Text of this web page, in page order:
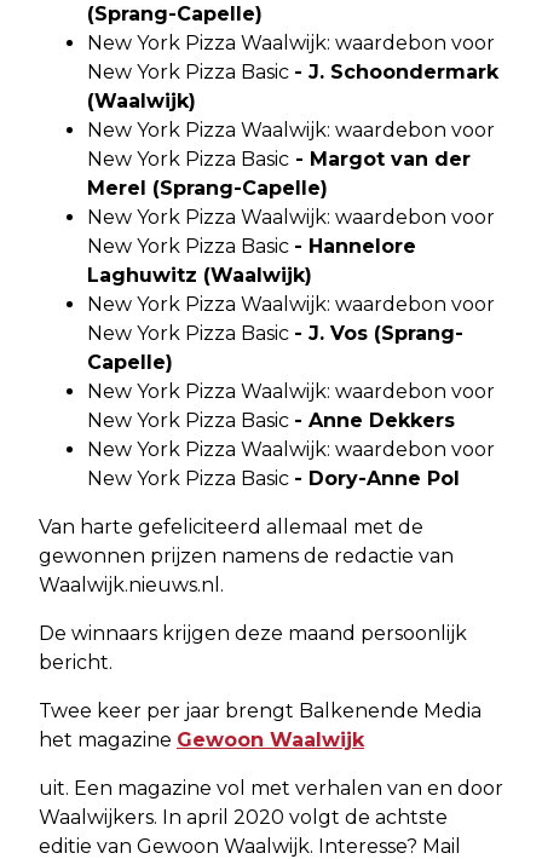
(Sprang-Capelle)
New York Pizza Waalwijk: waardebon voor
New York Pizza Basic - J. Schoondermark
(Waalwijk)
New York Pizza Waalwijk: waardebon voor
New York Pizza Basic - Margot van der
Merel (Sprang-Capelle)
New York Pizza Waalwijk: waardebon voor
New York Pizza Basic - Hannelore
Laghuwitz (Waalwijk)
New York Pizza Waalwijk: waardebon voor
New York Pizza Basic - J. Vos (Sprang-
Capelle)
New York Pizza Waalwijk: waardebon voor
New York Pizza Basic - Anne Dekkers
New York Pizza Waalwijk: waardebon voor
New York Pizza Basic - Dory-Anne Pol
Van harte gefeliciteerd allemaal met de
gewonnen prijzen namens de redactie van
Waalwijk.nieuws.nl.
De winnaars krijgen deze maand persoonlijk
bericht.
Twee keer per jaar brengt Balkenende Media
het magazine Gewoon Waalwijk
uit. Een magazine vol met verhalen van en door
Waalwijkers. In april 2020 volgt de achtste
editie van Gewoon Waalwijk. Interesse? Mail